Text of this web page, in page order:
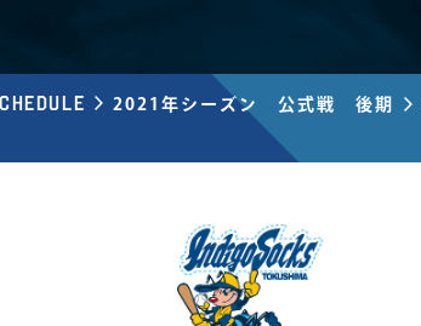
2021年シーズン 公式戦 後期